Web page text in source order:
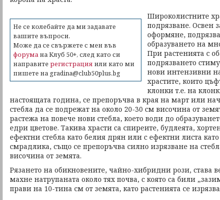
Не се колебайте да ми задавате
вашите въпроси.
Може да се свържете с мен във
форумана Клуб 50+, след като си
направите регистрация или като ми
пишете на gradina@club50plus.bg
Широколистните
подрязване. Освен
оформяне,
образуването на
При растенията с
подрязването
нови интензивни
храстите, които
клонки т.е. на
настоящата година, се препоръчва в края на март или
стебла да се подрежат на около 20-30 см височина от
растежа на повече нови стебла, което води до
едри цветове. Такива храсти са спиреите, будлеята,
ефектни стебла като белия дрян или с ефектни листа
смрадлика, също се препоръчва силно изрязване на
височина от земята.
Рязането на обикновените, чайно-хибридни рози, става
махне натрупаната около тях почва, с която са били
прави на 10-тина см от земята, като растенията се